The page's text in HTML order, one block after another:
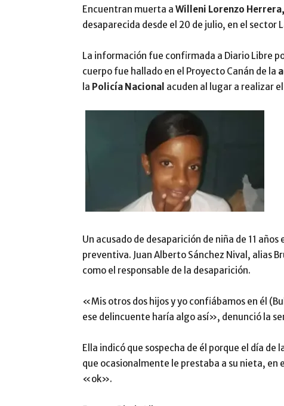
Encuentran muerta a Willeni Lorenzo Herrera,
desaparecida desde el 20 de julio, en el sector
La información fue confirmada a Diario Libre
cuerpo fue hallado en el Proyecto Canán de la
la Policía Nacional acuden al lugar a realizar
Un acusado de desaparición de niña de 11
preventiva. Juan Alberto Sánchez Nival, alias
como el responsable de la desaparición.
«Mis otros dos hijos y yo confiábamos en él
ese delincuente haría algo así», denunció la
Ella indicó que sospecha de él porque el día
que ocasionalmente le prestaba a su nieta,
«ok».